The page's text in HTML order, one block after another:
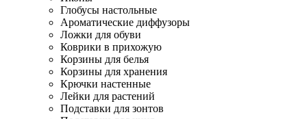
Глобусы настольные
Ароматические диффузоры
Ложки для обуви
Коврики в прихожую
Корзины для белья
Корзины для хранения
Крючки настенные
Лейки для растений
Подставки для зонтов